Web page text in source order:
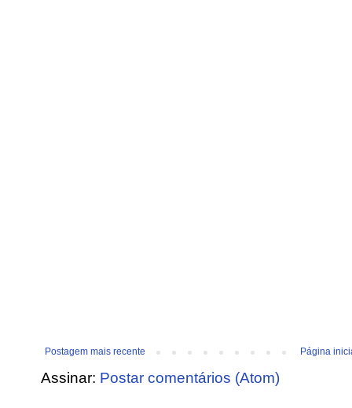
Postagem mais recente Página
Assinar: Postar comentários (Atom)